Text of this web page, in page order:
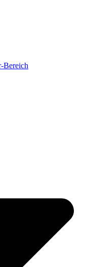
Bereich